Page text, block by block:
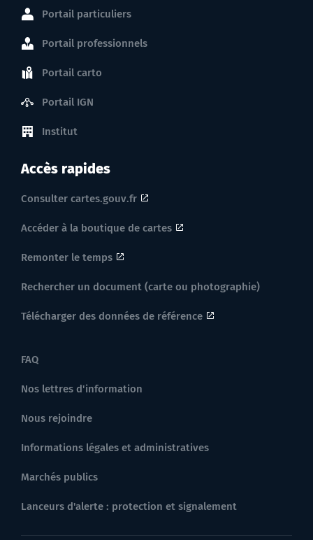
Portail particuliers
Portail professionnels
Portail carto
Portail IGN
Institut
Accès rapides
Consulter cartes.gouv.fr
Accéder à la boutique de cartes
Remonter le temps
Rechercher un document (carte ou photographie)
Télécharger des données de référence
FAQ
Nos lettres d'information
Nous rejoindre
Informations légales et administratives
Marchés publics
Lanceurs d'alerte : protection et signalement